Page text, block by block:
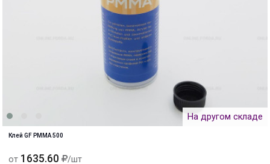
На другом складе
Клей GF PMMA 500
от 1635.60 /шт